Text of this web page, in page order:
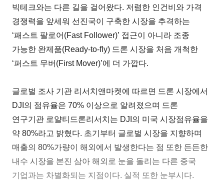
빅테크와는 다른 길을 걸어왔다. 저렴한 인건비와 가격
경쟁력을 앞세워 선진국이 구축한 시장을 추격하는
‘패스트 팔로어(Fast Follower)’ 접근이 아니라 조종
가능한 완제품(Ready-to-fly) 드론 시장을 처음 개척한
‘퍼스트 무버(First Mover)’에 더 가깝다.
글로벌 조사 기관 리서치앤마켓에 따르면 드론 시장에서
DJI의 점유율은 70% 이상으로 알려졌으며 드론
연구기관 로얄티드론리서치는 DJI의 미국 시장점유율을
약 80%라고 밝혔다. 초기부터 글로벌 시장을 지향하며
매출의 80%가량이 해외에서 발생한다는 점 또한 든든한
내수 시장을 본진 삼아 해외로 눈을 돌리는 다른 중국
기업과는 차별화되는 지점이다. 실적 또한 눈부시다.